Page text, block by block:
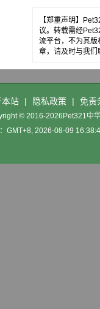
【郑重声明】
议。转载需经
流平台，不为其
章，请及时与我
本站 | 隐私政策 | 免责
© 2016-2026Pet321中
GMT+8, 2026-08-09